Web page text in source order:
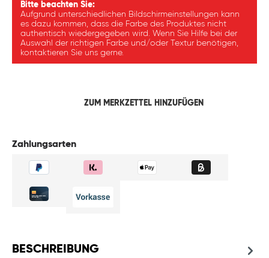
Bitte beachten Sie:
Aufgrund unterschiedlichen Bildschirmeinstellungen kann
es dazu kommen, dass die Farbe des Produktes nicht
authentisch wiedergegeben wird. Wenn Sie Hilfe bei der
Auswahl der richtigen Farbe und/oder Textur benötigen,
kontaktieren Sie uns gerne.
ZUM MERKZETTEL HINZUFÜGEN
Zahlungsarten
BESCHREIBUNG